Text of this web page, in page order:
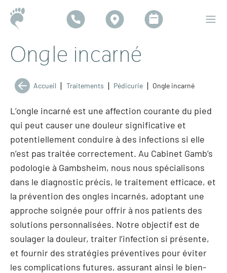
Ongle incarné
Accueil | Traitements | Pédicurie | Ongle incarné
L’ongle incarné est une affection courante du pied
qui peut causer une douleur significative et
potentiellement conduire à des infections si elle
n’est pas traitée correctement. Au Cabinet Gamb’s
podologie à Gambsheim, nous nous spécialisons
dans le diagnostic précis, le traitement efficace, et
la prévention des ongles incarnés, adoptant une
approche soignée pour offrir à nos patients des
solutions personnalisées. Notre objectif est de
soulager la douleur, traiter l’infection si présente,
et fournir des stratégies préventives pour éviter
les complications futures, assurant ainsi le bien-